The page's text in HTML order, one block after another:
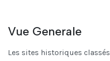
Vue Generale
Les sites historiques classés